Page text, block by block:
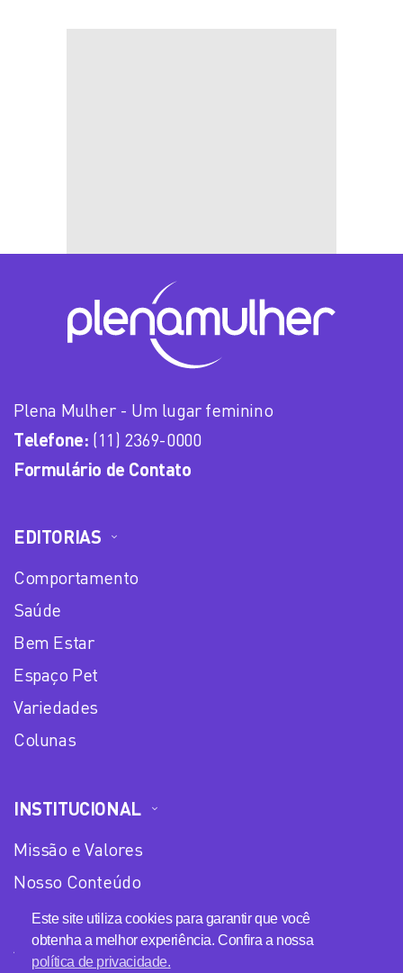
Este site utiliza cookies para garantir que você
obtenha a melhor experiência. Confira a nossa
política de privacidade.
Plena Mulher - Um lugar feminino
Telefone: (11) 2369-0000
Formulário de Contato
EDITORIAS
Comportamento
Saúde
Bem Estar
Espaço Pet
Variedades
Colunas
INSTITUCIONAL
Missão e Valores
Nosso Conteúdo
Equipe
Anuncie no Plena Mulher